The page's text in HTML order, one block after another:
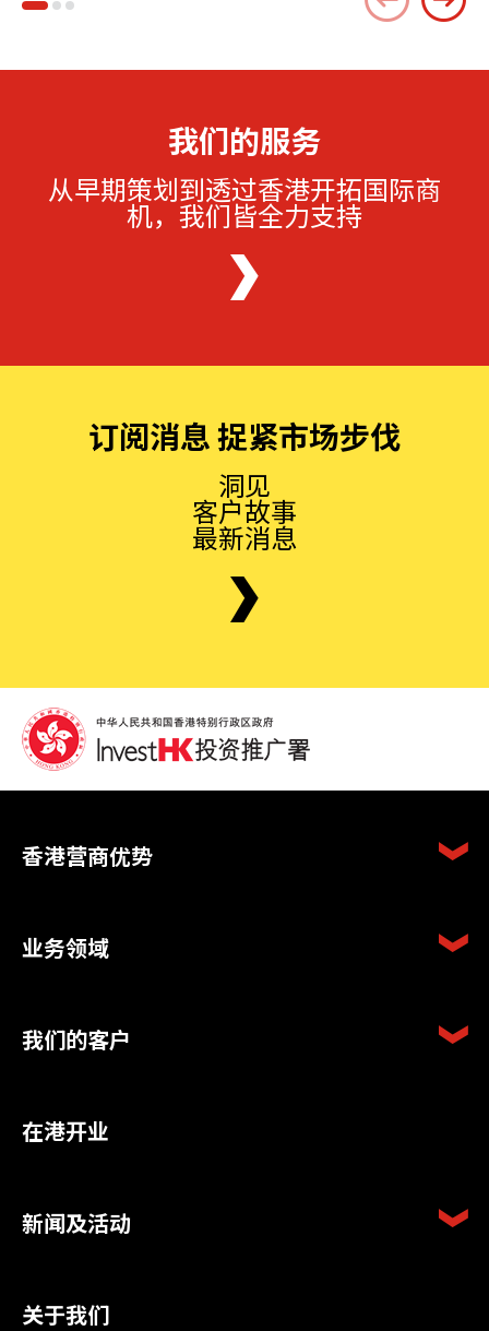
我们的服务
从早期策划到透过香港开拓国际商
机，我们皆全力支持
订阅消息 捉紧市场步伐
洞见
客户故事
最新消息
香港营商优势
业务领域
我们的客户
在港开业
新闻及活动
关于我们